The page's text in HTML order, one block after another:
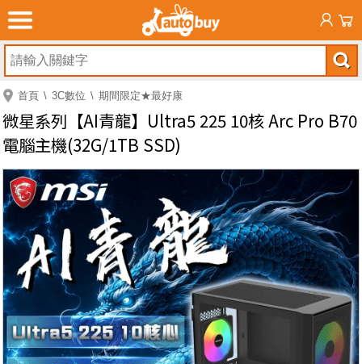
首頁 3C數位 期間限定★最好康
微星系列【AI青龍】Ultra5 225 10核 Arc Pro B70
電腦主機(32G/1TB SSD)